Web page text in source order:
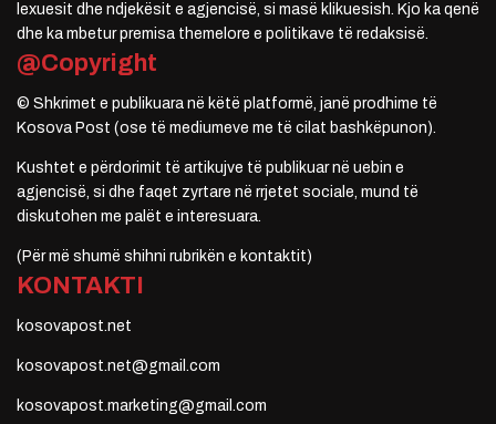
lexuesit dhe ndjekësit e agjencisë, si masë klikuesish. Kjo ka qenë
dhe ka mbetur premisa themelore e politikave të redaksisë.
@Copyright
© Shkrimet e publikuara në këtë platformë, janë prodhime të
Kosova Post (ose të mediumeve me të cilat bashkëpunon).
Kushtet e përdorimit të artikujve të publikuar në uebin e
agjencisë, si dhe faqet zyrtare në rrjetet sociale, mund të
diskutohen me palët e interesuara.
(Për më shumë shihni rubrikën e kontaktit)
KONTAKTI
kosovapost.net
kosovapost.net@gmail.com
kosovapost.marketing@gmail.com